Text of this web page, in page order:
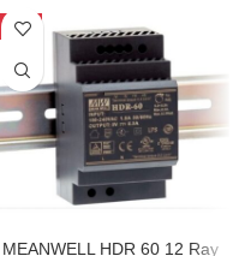
-17%
MEANWELL HDR 60 12 Ray